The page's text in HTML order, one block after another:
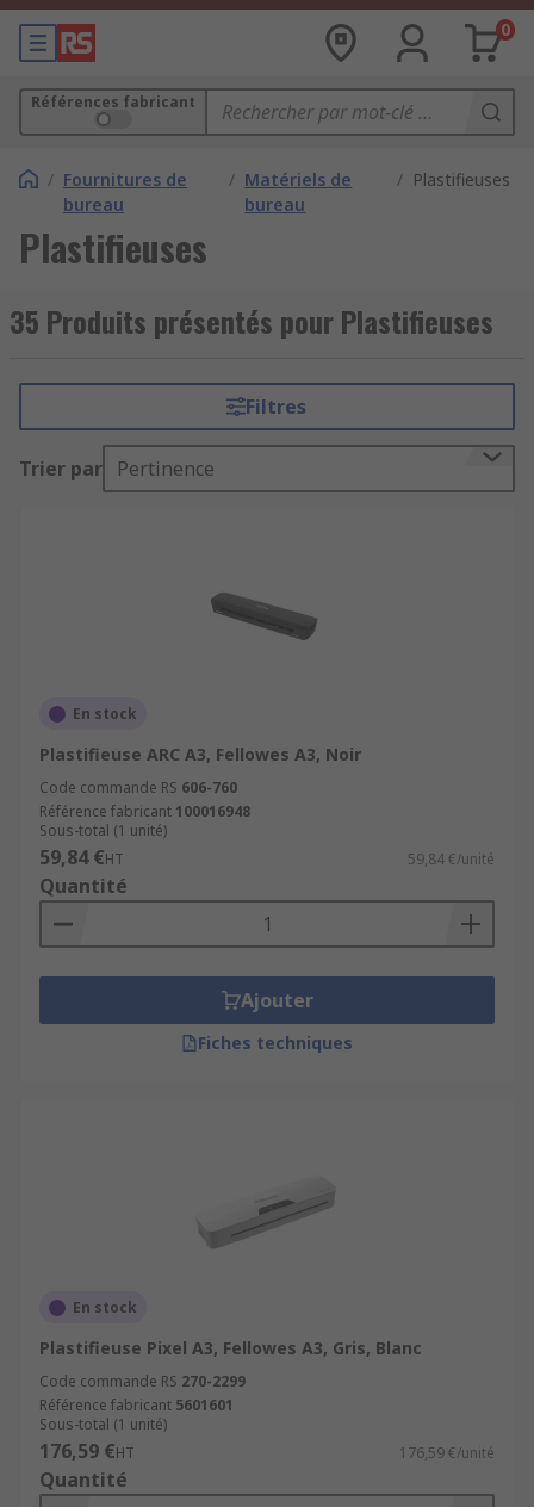
0
Références fabricant
/ Fournitures de
bureau
/ Matériels de
bureau
/ Plastifieuses
Plastifieuses
35 Produits présentés pour Plastifieuses
Filtres
Trier par Pertinence
En stock
Plastifieuse ARC A3, Fellowes A3, Noir
Code commande RS 606-760
Référence fabricant 100016948
Sous-total (1 unité)
59,84 €HT 59,84 €/unité
Quantité
Ajouter
Fiches techniques
En stock
Plastifieuse Pixel A3, Fellowes A3, Gris, Blanc
Code commande RS 270-2299
Référence fabricant 5601601
Sous-total (1 unité)
176,59 €HT 176,59 €/unité
Quantité